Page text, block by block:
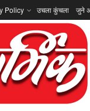
Policy उचला कुंचला जुने